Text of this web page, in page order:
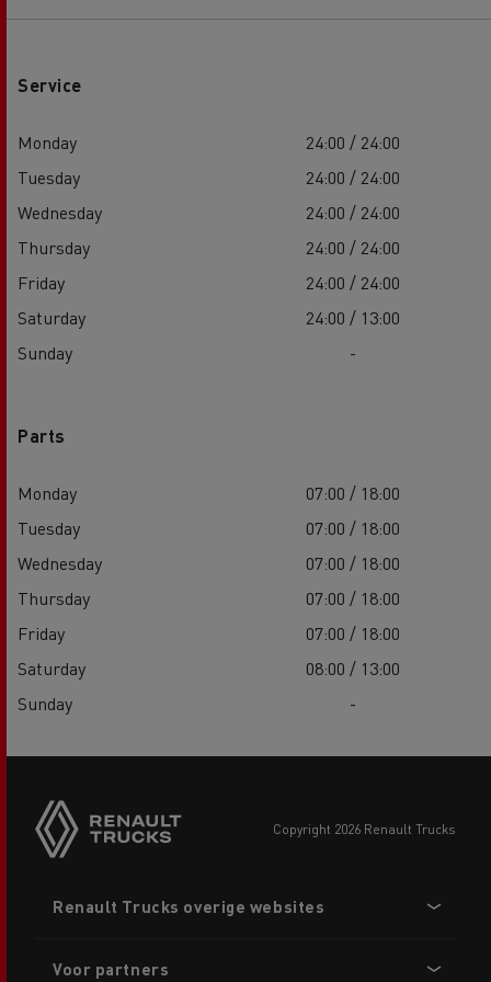
Service
Monday
24:00 / 24:00
Tuesday
24:00 / 24:00
Wednesday
24:00 / 24:00
Thursday
24:00 / 24:00
Friday
24:00 / 24:00
Saturday
24:00 / 13:00
Sunday
-
Parts
Monday
07:00 / 18:00
Tuesday
07:00 / 18:00
Wednesday
07:00 / 18:00
Thursday
07:00 / 18:00
Friday
07:00 / 18:00
Saturday
08:00 / 13:00
Sunday
-
copyright 2026 Renault Trucks
menu
Renault Trucks overige websites
Voor partners